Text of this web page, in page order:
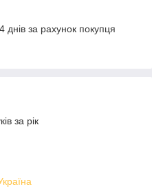
за рахунок покупця
за рік